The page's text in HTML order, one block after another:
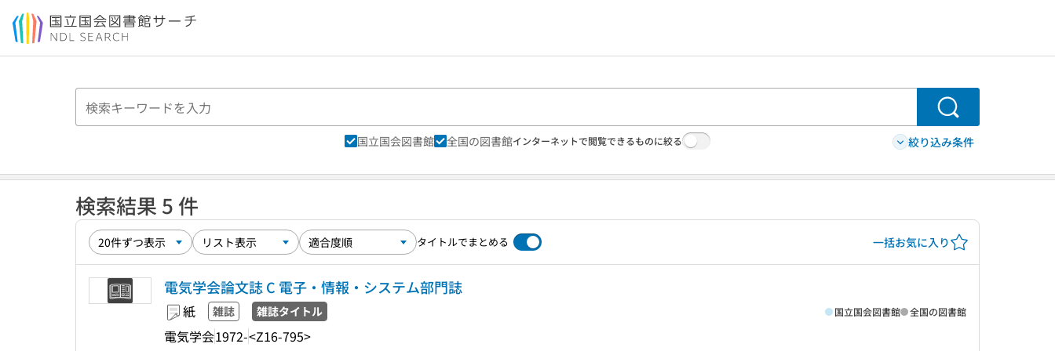
本文へ移動
検索
国立国会図書館 全国の図書館インターネットで閲覧できるものに絞る 絞り込み条件
検索結果 5 件
タイトルでまとめる 一括お気に入り
電気学会論文誌 C 電子・情報・システム部門誌
紙 雑誌 雑誌タイトル
電気学会1972-<Z16-795>
国立国会図書館 全国の図書館